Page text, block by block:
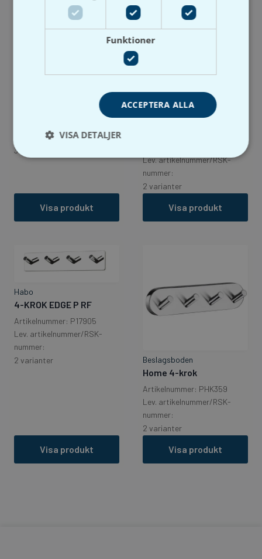
3 varianter
Visa produkt
Habo
BB 4-Krok –
Lev. artikelnummer/RSK-
nummer:
2 varianter
Visa produkt
Habo
4-KROK EDGE P RF
Artikelnummer: P17905
Lev. artikelnummer/RSK-
nummer:
2 varianter
Visa produkt
Beslagsboden
Home 4-krok
Artikelnummer: PHK359
Lev. artikelnummer/RSK-
nummer:
2 varianter
Visa produkt
Funktioner
ACCEPTERA ALLA
VISA DETALJER